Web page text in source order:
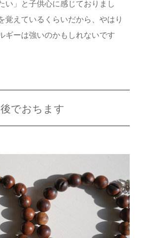
い」と子供心に感じておりまし
覚えているくらいだから、やはり
ギーは強いのかもしれないです
でおちます